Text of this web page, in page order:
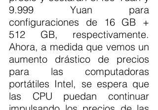
9.999 Yuan para
configuraciones de 16 GB +
512 GB, respectivamente.
Ahora, a medida que vemos un
aumento drástico de precios
para las computadoras
portátiles Intel, se espera que
las CPU puedan continuar